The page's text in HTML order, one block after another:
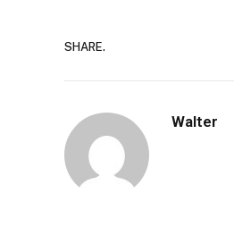
SHARE.
Walter